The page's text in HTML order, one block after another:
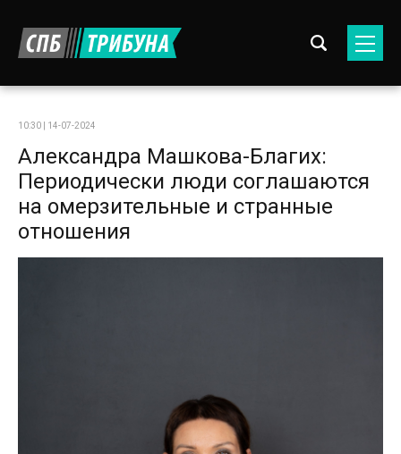
10:30 | 14-07-2024
Александра Машкова-Благих:
Периодически люди соглашаются
на омерзительные и странные
отношения